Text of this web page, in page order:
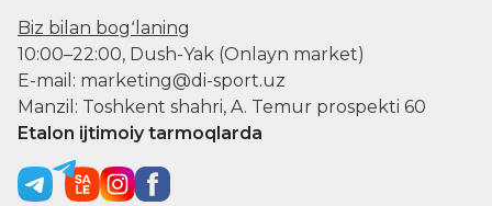
Biz bilan bogʻlaning
10:00–22:00, Dush-Yak (Onlayn market)
E-mail: marketing@di-sport.uz
Manzil: Toshkent shahri, A. Temur prospekti 60
Etalon ijtimoiy tarmoqlarda